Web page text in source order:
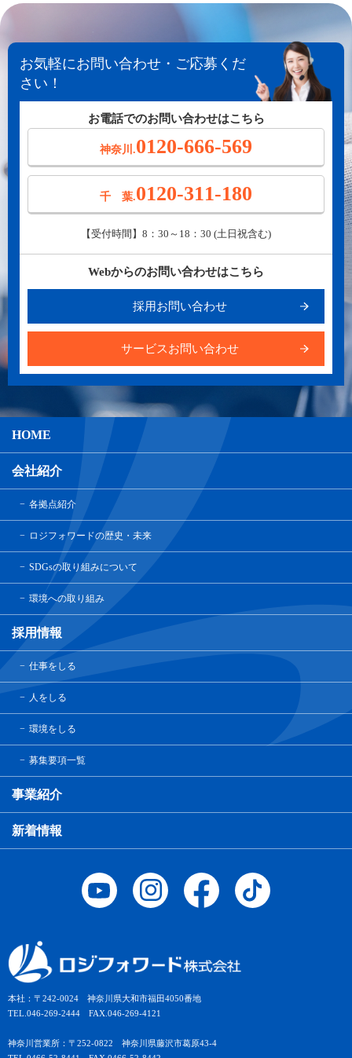
お気軽にお問い合わせ・ご応募くだ
さい！
お電話でのお問い合わせはこちら
神奈川.0120-666-569
千 葉.0120-311-180
【受付時間】8：30～18：30 (土日祝含む)
Webからのお問い合わせはこちら
採用お問い合わせ
サービスお問い合わせ
本社：〒242-0024 神奈川県大和市福田4050番地
TEL.046-269-2444 FAX.046-269-4121
神奈川営業所：〒252-0822 神奈川県藤沢市葛原43-4
HOME
会社紹介
各拠点紹介
ロジフォワードの歴史・未来
SDGsの取り組みについて
環境への取り組み
採用情報
仕事をしる
人をしる
環境をしる
募集要項一覧
事業紹介
新着情報